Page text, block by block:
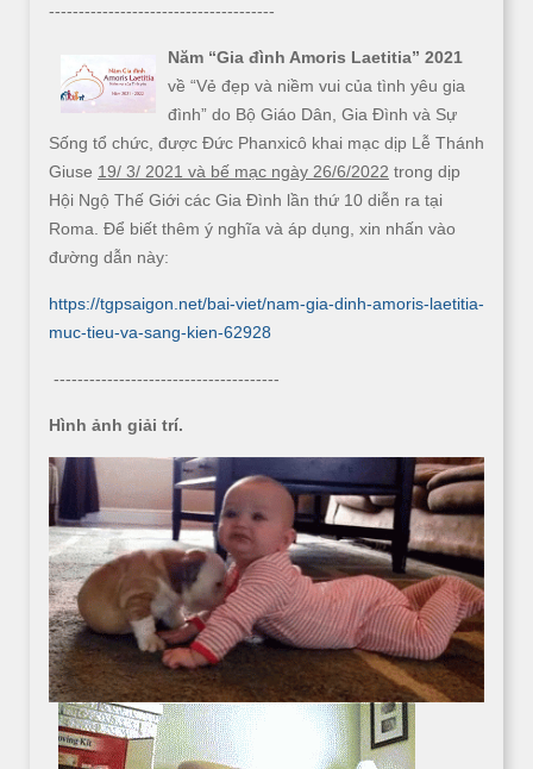
--------------------------------------
Năm “Gia đình Amoris Laetitia” 2021
về “Vẻ đẹp và niềm vui của tình yêu gia
đình” do Bộ Giáo Dân, Gia Đình và Sự
Sống tổ chức, được Đức Phanxicô khai mạc dịp Lễ Thánh
Giuse 19/ 3/ 2021 và bế mạc ngày 26/6/2022 trong dịp
Hội Ngộ Thế Giới các Gia Đình lần thứ 10 diễn ra tại
Roma. Để biết thêm ý nghĩa và áp dụng, xin nhấn vào
đường dẫn này:
https://tgpsaigon.net/bai-viet/nam-gia-dinh-amoris-laetitia-
muc-tieu-va-sang-kien-62928
--------------------------------------
Hình ảnh giải trí.